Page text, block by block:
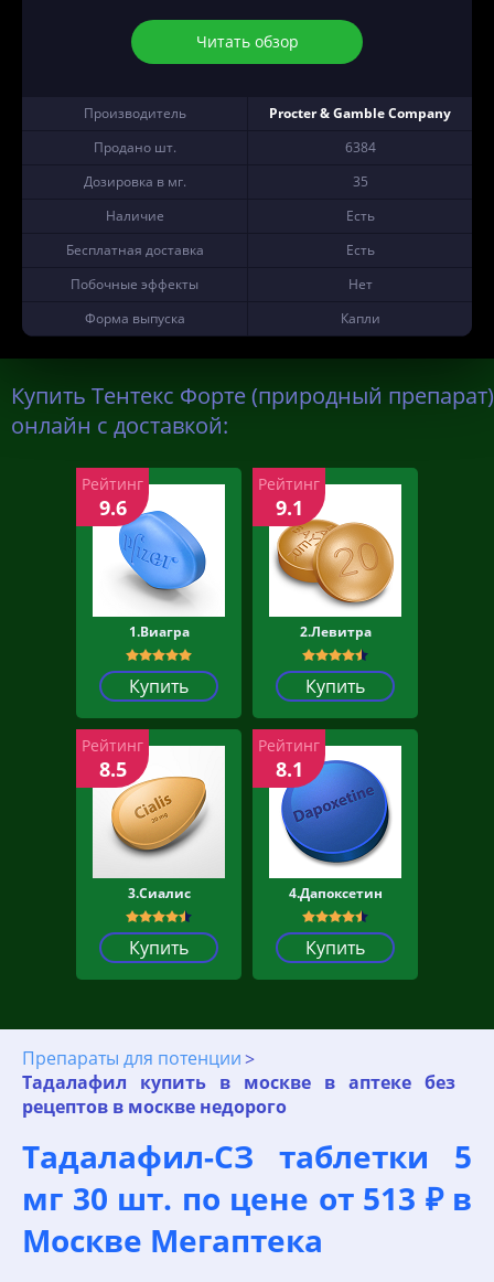
Читать обзор
Производитель
Procter & Gamble Company
Продано шт.
6384
Дозировка в мг.
35
Наличие
Есть
Бесплатная доставка
Есть
Побочные эффекты
Нет
Форма выпуска
Капли
Купить Тентекс Форте (природный препарат)
онлайн с доставкой:
1.Виагра
Купить
Рейтинг
9.6
2.Левитра
Купить
Рейтинг
9.1
3.Сиалис
Купить
Рейтинг
8.5
4.Дапоксетин
Купить
Рейтинг
8.1
Препараты для потенции
Тадалафил купить в москве в аптеке без
рецептов в москве недорого
Тадалафил-СЗ таблетки 5
мг 30 шт. по цене от 513 ₽ в
Москве Мегаптека